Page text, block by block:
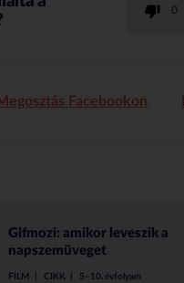
0
Facebookon
Gifmozi: amikor leveszik a
napszemüveget
FILM CIKK 5–10. évfolyam